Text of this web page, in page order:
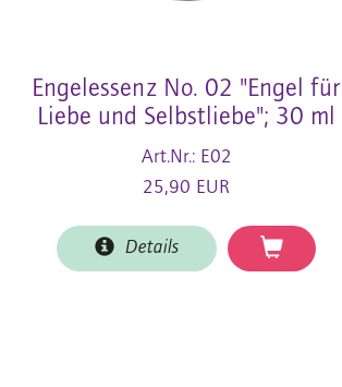
Engelessenz No. 02 "Engel für
Liebe und Selbstliebe"; 30 ml
Art.Nr.: E02
25,90 EUR
Details